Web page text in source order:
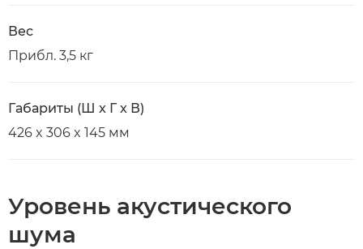
Вес
Прибл. 3,5 кг
Габариты (Ш x Г x В)
426 x 306 x 145 мм
Уровень акустического
шума